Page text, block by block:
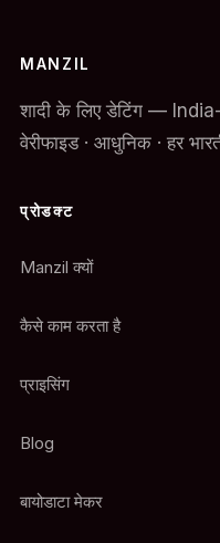
MANZIL
शादी के लिए डेटिंग —
वेरीफाइड · आधुनिक · हर
प्रोडक्ट
Manzil क्यों
कैसे काम करता है
प्राइसिंग
Blog
बायोडाटा मेकर